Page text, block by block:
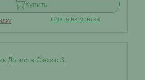
Купить
Смета на монтаж
Дочиста Classic 3